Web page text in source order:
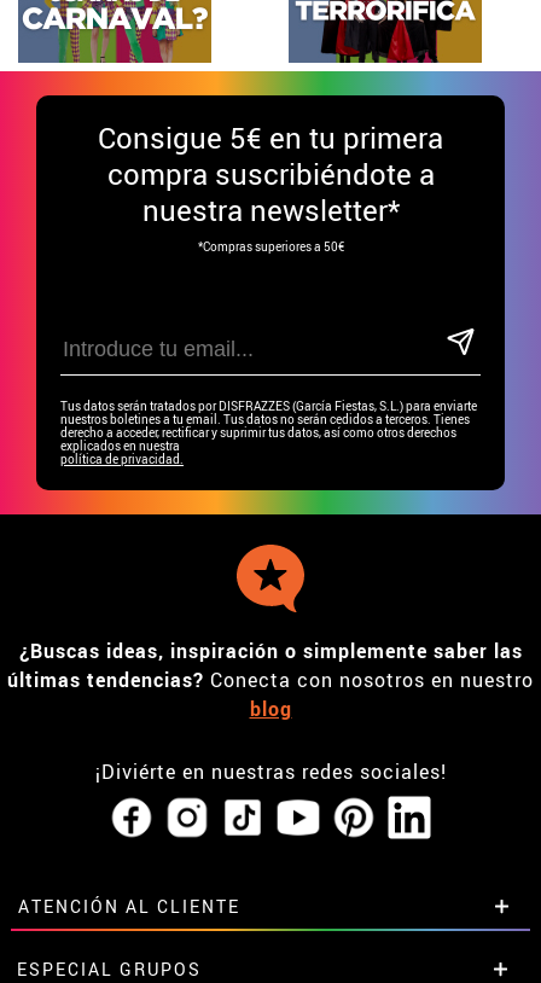
Consigue 5€ en tu primera
compra suscribiéndote a
nuestra newsletter*
*Compras superiores a 50€
Tus datos serán tratados por DISFRAZZES (García Fiestas, S.L.) para enviarte
nuestros boletines a tu email. Tus datos no serán cedidos a terceros. Tienes
derecho a acceder, rectificar y suprimir tus datos, así como otros derechos
explicados en nuestra
política de privacidad.
¿Buscas ideas, inspiración o simplemente saber las
últimas tendencias? Conecta con nosotros en nuestro
blog
¡Diviérte en nuestras redes sociales!
ATENCIÓN AL CLIENTE
• Horario tienda IBI
ESPECIAL GRUPOS